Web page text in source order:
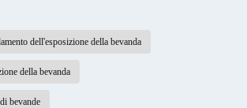
dell'esposizione della bevanda
della bevanda
bevande